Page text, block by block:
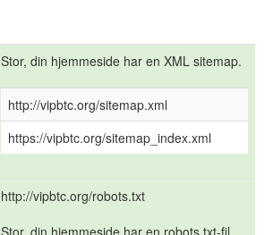
Stor, din hjemmeside har en XML sitemap.
http://vipbtc.org/sitemap.xml
https://vipbtc.org/sitemap_index.xml
http://vipbtc.org/robots.txt